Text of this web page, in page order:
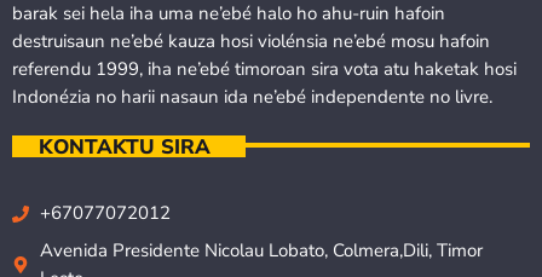
barak sei hela iha uma ne’ebé halo ho ahu-ruin hafoin
destruisaun ne’ebé kauza hosi violénsia ne’ebé mosu hafoin
referendu 1999, iha ne’ebé timoroan sira vota atu haketak hosi
Indonézia no harii nasaun ida ne’ebé independente no livre.
KONTAKTU SIRA
+67077072012
Avenida Presidente Nicolau Lobato, Colmera,Dili, Timor